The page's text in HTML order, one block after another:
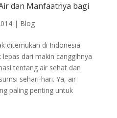
dan Manfaatnya bagi
| Blog
ditemukan di Indonesia
dari makin canggihnya
tentang air sehat dan
sehari-hari. Ya, air
paling penting untuk